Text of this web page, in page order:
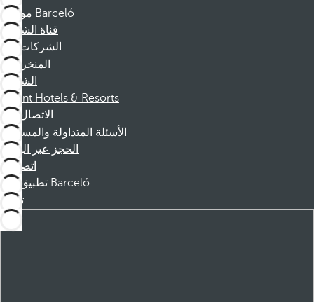
موظفو Barceló
قناة الشكوى
الشركات
المنخرطين
الشركاء
Dorint Hotels & Resorts
الاتصال
الأسئلة المتداولة والمساعدة
الحجز عبر الهاتف
اتصل بنا
تطبيق Barceló
تنزيل